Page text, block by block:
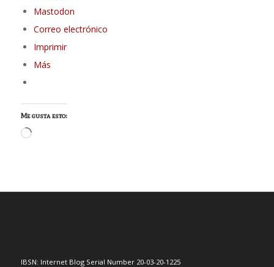
Mastodon
Correo electrónico
Imprimir
Más
Me gusta esto:
Cargando...
IBSN: Internet Blog Serial Number 20-03-20-1225